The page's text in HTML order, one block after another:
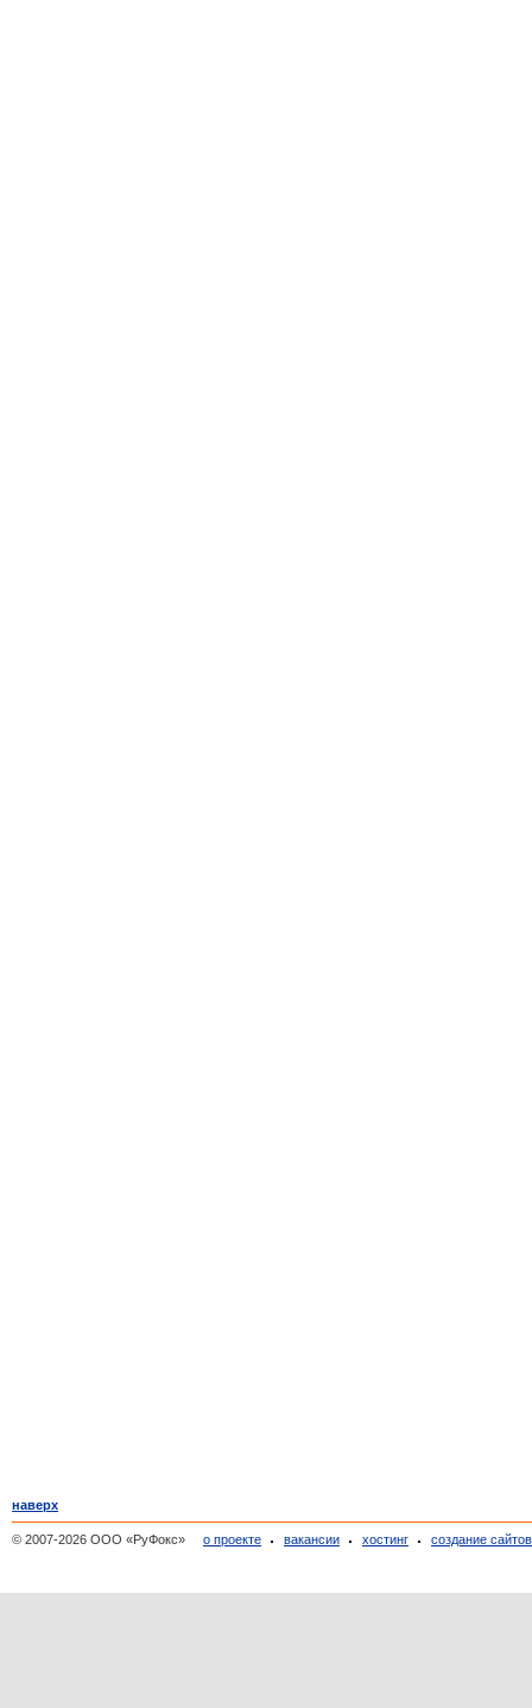
наверх
© 2007-2026 ООО «РуФокс» о проекте вакансии хостинг создание сайтов